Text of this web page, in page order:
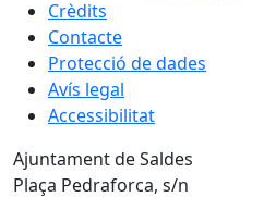
Crèdits
Contacte
Protecció de dades
Avís legal
Accessibilitat
Ajuntament de Saldes
Plaça Pedraforca, s/n